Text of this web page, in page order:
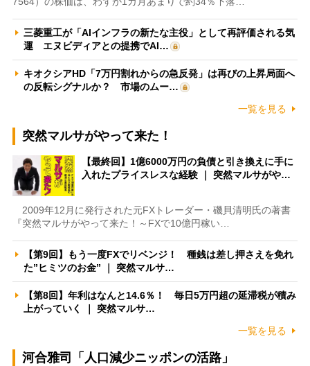
三菱重工が「AIインフラの新たな主役」として再評価される気
運 エヌビディアとの提携でAI…
キオクシアHD「7万円割れからの急反発」は再びの上昇局面へ
の反転シグナルか？ 市場のムー…
一覧を見る
突然マルサがやって来た！
【最終回】1億6000万円の負債と引き換えに手に
入れたプライスレスな経験 ｜ 突然マルサがや…
2009年12月に発行された元FXトレーダー・磯貝清明氏の著書
『突然マルサがやって来た！～FXで10億円稼い…
【第9回】もう一度FXでリベンジ！ 種銭は差し押さえを免れ
た”ヒミツのお金” ｜ 突然マルサ…
【第8回】年利はなんと14.6％！ 毎日5万円超の延滞税が積み
上がっていく ｜ 突然マルサ…
一覧を見る
河合雅司「人口減少ニッポンの活路」